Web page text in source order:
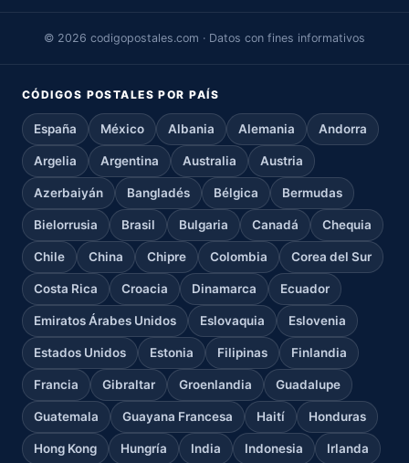
© 2026 codigopostales.com · Datos con fines informativos
CÓDIGOS POSTALES POR PAÍS
España México Albania Alemania Andorra
Argelia Argentina Australia Austria
Azerbaiyán Bangladés Bélgica Bermudas
Bielorrusia Brasil Bulgaria Canadá Chequia
Chile China Chipre Colombia Corea del Sur
Costa Rica Croacia Dinamarca Ecuador
Emiratos Árabes Unidos Eslovaquia Eslovenia
Estados Unidos Estonia Filipinas Finlandia
Francia Gibraltar Groenlandia Guadalupe
Guatemala Guayana Francesa Haití Honduras
Hong Kong Hungría India Indonesia Irlanda